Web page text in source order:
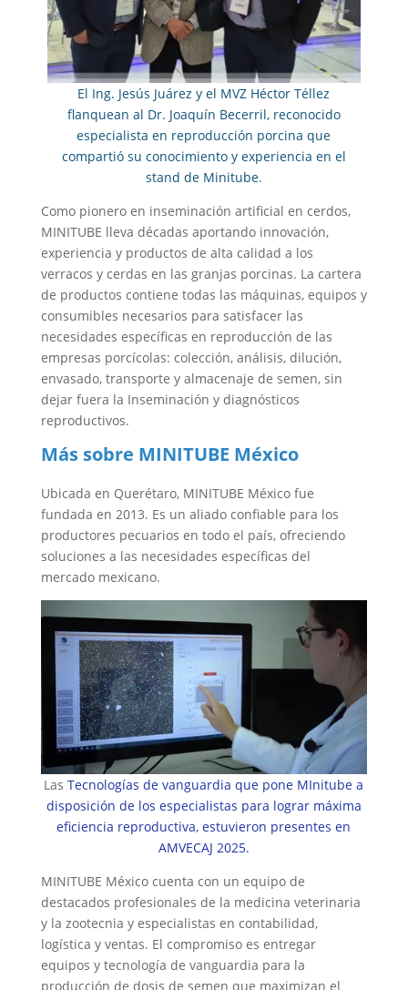
El Ing. Jesús Juárez y el MVZ Héctor Téllez
flanquean al Dr. Joaquín Becerril, reconocido
especialista en reproducción porcina que
compartió su conocimiento y experiencia en el
stand de Minitube.
Como pionero en inseminación artificial en cerdos,
MINITUBE lleva décadas aportando innovación,
experiencia y productos de alta calidad a los
verracos y cerdas en las granjas porcinas. La cartera
de productos contiene todas las máquinas, equipos y
consumibles necesarios para satisfacer las
necesidades específicas en reproducción de las
empresas porcícolas: colección, análisis, dilución,
envasado, transporte y almacenaje de semen, sin
dejar fuera la Inseminación y diagnósticos
reproductivos.
Más sobre MINITUBE México
Ubicada en Querétaro, MINITUBE México fue
fundada en 2013. Es un aliado confiable para los
productores pecuarios en todo el país, ofreciendo
soluciones a las necesidades específicas del
mercado mexicano.
LasTecnologías de vanguardia que pone MInitube a
disposición de los especialistas para lograr máxima
eficiencia reproductiva, estuvieron presentes en
AMVECAJ 2025.
MINITUBE México cuenta con un equipo de
destacados profesionales de la medicina veterinaria
y la zootecnia y especialistas en contabilidad,
logística y ventas. El compromiso es entregar
equipos y tecnología de vanguardia para la
producción de dosis de semen que maximizan el